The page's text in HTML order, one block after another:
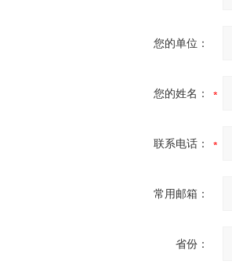
您的单位：
您的姓名：
联系电话：
常用邮箱：
省份：